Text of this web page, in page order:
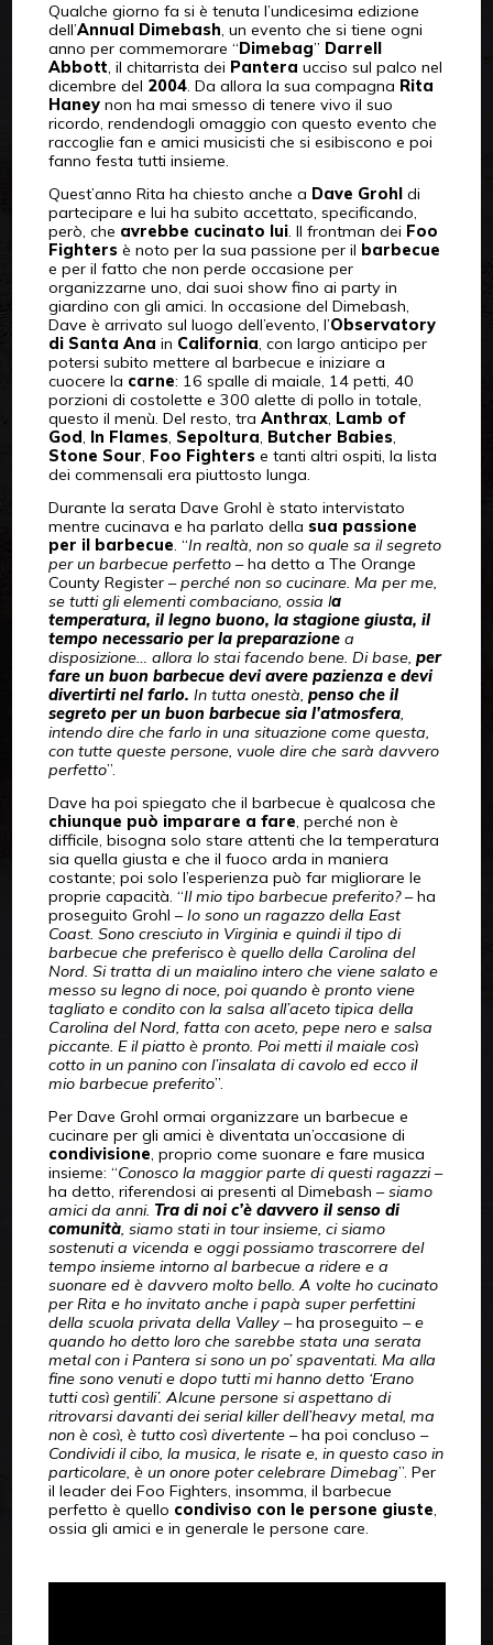
Qualche giorno fa si è tenuta l’undicesima edizione
dell’Annual Dimebash, un evento che si tiene ogni
anno per commemorare “ Dimebag” Darrell
Abbott, il chitarrista dei Pantera ucciso sul palco nel
dicembre del 2004. Da allora la sua compagna Rita
Haneynon ha mai smesso di tenere vivo il suo
ricordo, rendendogli omaggio con questo evento che
raccoglie fan e amici musicisti che si esibiscono e poi
fanno festa tutti insieme.
Quest’anno Rita ha chiesto anche a Dave Grohl di
partecipare e lui ha subito accettato, specificando,
però, che avrebbe cucinato lui. Il frontman dei Foo
Fightersè noto per la sua passione per il barbecue
e per il fatto che non perde occasione per
organizzarne uno, dai suoi show fino ai party in
giardino con gli amici. In occasione del Dimebash,
Dave è arrivato sul luogo dell’evento, l’Observatory
di Santa Ana in California, con largo anticipo per
potersi subito mettere al barbecue e iniziare a
cuocere la carne: 16 spalle di maiale, 14 petti, 40
porzioni di costolette e 300 alette di pollo in totale,
questo il menù. Del resto, tra Anthrax, Lamb of
God, In Flames, Sepoltura, Butcher Babies,
Stone Sour, Foo Fighterse tanti altri ospiti, la lista
dei commensali era piuttosto lunga.
Durante la serata Dave Grohl è stato intervistato
mentre cucinava e ha parlato della sua passione
per il barbecue. “In realtà, non so quale sa il segreto
per un barbecue perfetto– ha detto a The Orange
County Register –perché non so cucinare. Ma per me,
se tutti gli elementi combaciano, ossia la
temperatura, il legno buono, la stagione giusta, il
tempo necessario per la preparazionea
disposizione… allora lo stai facendo bene. Di base, per
fare un buon barbecue devi avere pazienza e devi
divertirti nel farlo. In tutta onestà, penso che il
segreto per un buon barbecue sia l’atmosfera,
intendo dire che farlo in una situazione come questa,
con tutte queste persone, vuole dire che sarà davvero
perfetto”.
Dave ha poi spiegato che il barbecue è qualcosa che
chiunque può imparare a fare, perché non è
difficile, bisogna solo stare attenti che la temperatura
sia quella giusta e che il fuoco arda in maniera
costante; poi solo l’esperienza può far migliorare le
proprie capacità. “Il mio tipo barbecue preferito?– ha
proseguito Grohl –Io sono un ragazzo della East
Coast. Sono cresciuto in Virginia e quindi il tipo di
barbecue che preferisco è quello della Carolina del
Nord. Si tratta di un maialino intero che viene salato e
messo su legno di noce, poi quando è pronto viene
tagliato e condito con la salsa all’aceto tipica della
Carolina del Nord, fatta con aceto, pepe nero e salsa
piccante. E il piatto è pronto. Poi metti il maiale così
cotto in un panino con l’insalata di cavolo ed ecco il
mio barbecue preferito”.
Per Dave Grohl ormai organizzare un barbecue e
cucinare per gli amici è diventata un’occasione di
condivisione, proprio come suonare e fare musica
insieme: “Conosco la maggior parte di questi ragazzi–
ha detto, riferendosi ai presenti al Dimebash –siamo
amici da anni. Tra di noi c’è davvero il senso di
comunità, siamo stati in tour insieme, ci siamo
sostenuti a vicenda e oggi possiamo trascorrere del
tempo insieme intorno al barbecue a ridere e a
suonare ed è davvero molto bello. A volte ho cucinato
per Rita e ho invitato anche i papà super perfettini
della scuola privata della Valley– ha proseguito –e
quando ho detto loro che sarebbe stata una serata
metal con i Pantera si sono un po’ spaventati. Ma alla
fine sono venuti e dopo tutti mi hanno detto ‘Erano
tutti così gentili’. Alcune persone si aspettano di
ritrovarsi davanti dei serial killer dell’heavy metal, ma
non è così, è tutto così divertente– ha poi concluso –
Condividi il cibo, la musica, le risate e, in questo caso in
particolare, è un onore poter celebrare Dimebag”. Per
il leader dei Foo Fighters, insomma, il barbecue
perfetto è quello condiviso con le persone giuste,
ossia gli amici e in generale le persone care.